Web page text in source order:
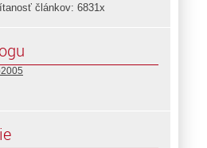
článkov: 6831x